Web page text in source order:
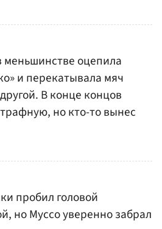
меньшинстве оцепила
и перекатывала мяч
В конце концов
но кто-то вынес
пробил головой
но Муссо уверенно забрал